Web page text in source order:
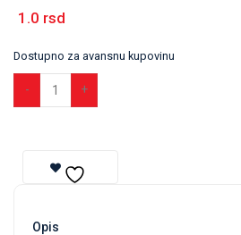
1.0 rsd
Dostupno za avansnu kupovinu
Opis